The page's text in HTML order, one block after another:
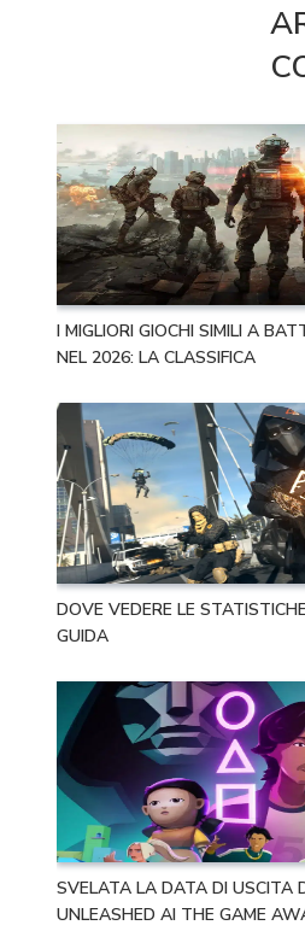
I MIGLIORI GIOCHI SIMILI A
NEL 2026: LA CLASSIFICA
DOVE VEDERE LE
GUIDA
SVELATA LA DATA DI USCITA
UNLEASHED AI THE GAME